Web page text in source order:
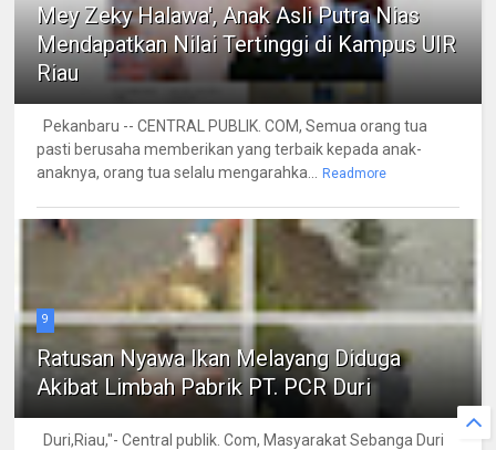
Mey Zeky Halawa', Anak Asli Putra Nias
Mendapatkan Nilai Tertinggi di Kampus UIR
Riau
Pekanbaru -- CENTRAL PUBLIK. COM, Semua orang tua
pasti berusaha memberikan yang terbaik kepada anak-
anaknya, orang tua selalu mengarahka...
Readmore
9
Ratusan Nyawa Ikan Melayang Diduga
Akibat Limbah Pabrik PT. PCR Duri
Duri,Riau,"- Central publik. Com, Masyarakat Sebanga Duri